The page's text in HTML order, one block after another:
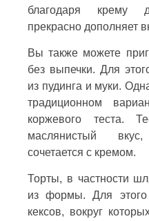
благодаря крему
прекрасно дополняет
Вы также можете
без выпечки. Для
из пудинга и муки.
традиционном
коржевого теста.
маслянистый
сочетается с кремом.
Торты, в частности
из формы. Для
кексов, вокруг